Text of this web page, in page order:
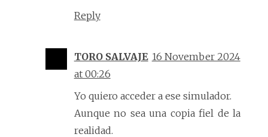
Reply
TORO SALVAJE 16 November 2024
at 00:26
Yo quiero acceder a ese simulador.
Aunque no sea una copia fiel de la
realidad.